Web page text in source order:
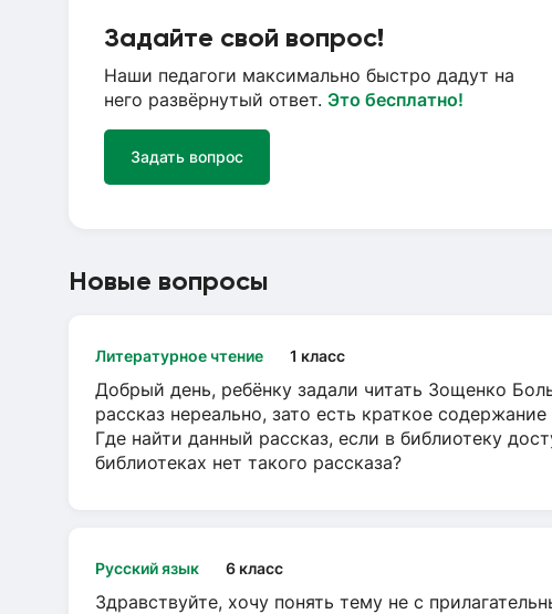
Задайте свой вопрос!
Наши педагоги максимально быстро дадут на
него развёрнутый ответ. Это бесплатно!
Задать вопрос
Новые вопросы
Литературное чтение 1 класс
Добрый день, ребёнку задали читать Зощенко
рассказ нереально, зато есть краткое
Где найти данный рассказ, если в библиотеку
библиотеках нет такого рассказа?
Русский язык 6 класс
Здравствуйте, хочу понять тему не с